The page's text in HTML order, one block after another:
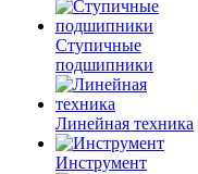
Ступичные
подшипники
Линейная техника
Инструмент